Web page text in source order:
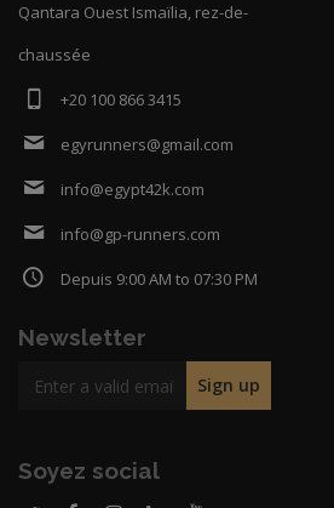
Qantara Ouest Ismaïlia, rez-de-
chaussée
+20 100 866 3415
egyrunners@gmail.com
info@egypt42k.com
info@gp-runners.com
Depuis 9:00 AM to 07:30 PM
Newsletter
Soyez social